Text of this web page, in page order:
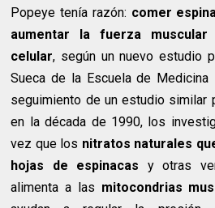
Popeye tenía razón: comer
aumentar la fuerza
celular, según un nuevo estudio
Sueca de la Escuela de Medicina
seguimiento de un estudio similar
en la década de 1990, los
vez que los nitratos naturales
hojas de espinacas y otras
alimenta a las mitocondrias